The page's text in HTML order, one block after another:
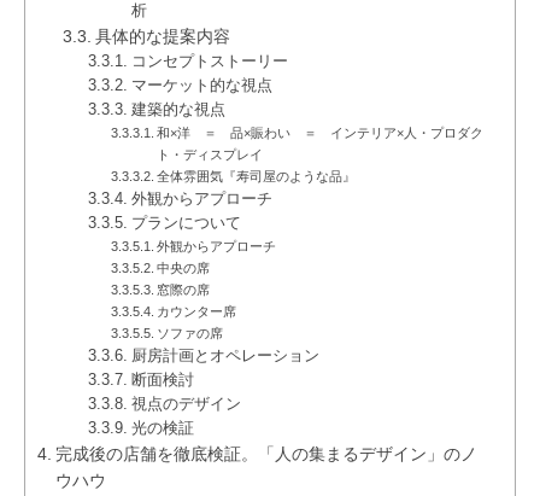
析
具体的な提案内容
コンセプトストーリー
マーケット的な視点
建築的な視点
和×洋 ＝ 品×賑わい ＝ インテリア×人・プロダク
ト・ディスプレイ
全体雰囲気『寿司屋のような品』
外観からアプローチ
プランについて
外観からアプローチ
中央の席
窓際の席
カウンター席
ソファの席
厨房計画とオペレーション
断面検討
視点のデザイン
光の検証
完成後の店舗を徹底検証。「人の集まるデザイン」のノ
ウハウ